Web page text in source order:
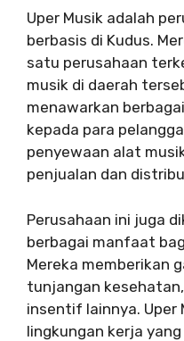
Uper Musik adalah
berbasis di Kudus.
satu perusahaan
musik di daerah
menawarkan
kepada para
penyewaan alat
penjualan dan
Perusahaan ini juga
berbagai manfaat
Mereka memberikan
tunjangan
insentif lainnya. Uper
lingkungan kerja